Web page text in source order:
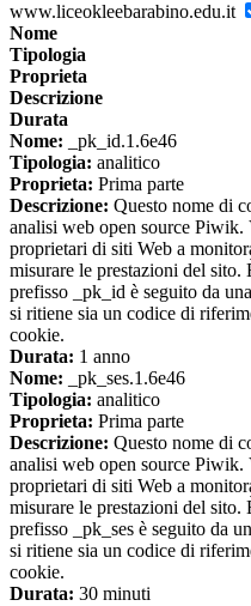
www.liceokleebarabino.edu.it
Nome
Tipologia
Proprieta
Descrizione
Durata
Nome: _pk_id.1.6e46
Tipologia: analitico
Proprieta: Prima parte
Descrizione: Questo nome di
analisi web open source Piwik.
proprietari di siti Web a
misurare le prestazioni del
prefisso _pk_id è seguito da
si ritiene sia un codice di
cookie.
Durata: 1 anno
Nome: _pk_ses.1.6e46
Tipologia: analitico
Proprieta: Prima parte
Descrizione: Questo nome di
analisi web open source Piwik.
proprietari di siti Web a
misurare le prestazioni del
prefisso _pk_ses è seguito da
si ritiene sia un codice di
cookie.
Durata: 30 minuti